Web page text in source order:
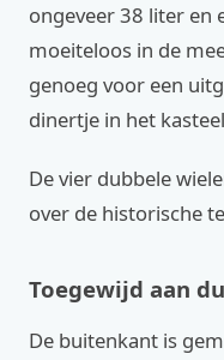
ongeveer 38 liter en
moeiteloos in de
genoeg voor een
dinertje in het
De vier dubbele
over de historische
Toegewijd aan
De buitenkant is